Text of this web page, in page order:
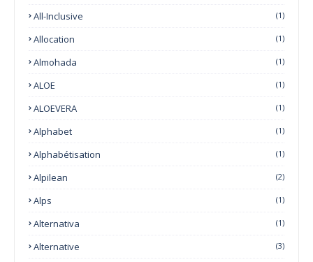
All-Inclusive (1)
Allocation (1)
Almohada (1)
ALOE (1)
ALOEVERA (1)
Alphabet (1)
Alphabétisation (1)
Alpilean (2)
Alps (1)
Alternativa (1)
Alternative (3)